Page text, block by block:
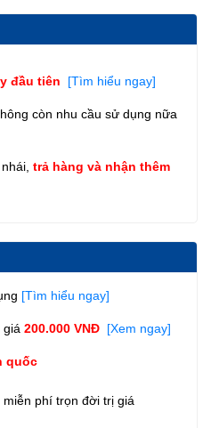
đầu tiên [Tìm hiểu ngay]
còn nhu cầu sử dụng nữa
trả hàng và nhận thêm
[Tìm hiểu ngay]
giá 200.000 VNĐ [Xem ngay]
quốc
phí trọn đời trị giá